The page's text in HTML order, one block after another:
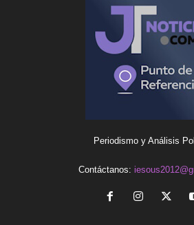
Periodismo y Análisis
Contáctanos: